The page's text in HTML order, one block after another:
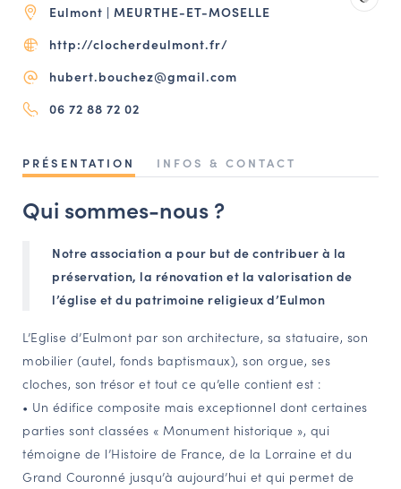
Espace acteurs
NAVIGATION FILTRÉE « ACTEURS »
PORTAIL CULTURE
Service Inventaire et Patrimoines de la Région Grand Est
VOUS ÊTES…
Amateurs d’histoire et de patrimoine
Responsables de structures
Étudiants & chercheurs
Eulmont | MEURTHE-ET-MOSELLE
http://clocherdeulmont.fr/
hubert.bouchez@gmail.com
06 72 88 72 02
PRÉSENTATION INFOS & CONTACT
Qui sommes-nous ?
Notre association a pour but de contribuer à la
préservation, la rénovation et la valorisation de
l’église et du patrimoine religieux d’Eulmon
L’Eglise d’Eulmont par son architecture, sa statuaire, son
mobilier (autel, fonds baptismaux), son orgue, ses
cloches, son trésor et tout ce qu’elle contient est :
• Un édifice composite mais exceptionnel dont certaines
parties sont classées « Monument historique », qui
témoigne de l’Histoire de France, de la Lorraine et du
Grand Couronné jusqu’à aujourd’hui et qui permet de